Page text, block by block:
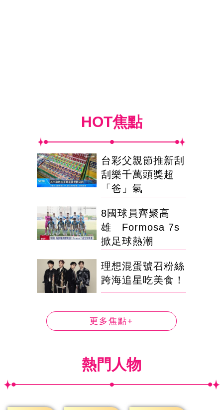
HOT焦點
台彩父親節推新刮
刮樂千萬頭獎超
「爸」氣
8國球員齊聚高
雄 Formosa 7s
掀足球熱潮
理想混蛋號召粉絲
跨海追星吃美食！
更多焦點+
熱門人物